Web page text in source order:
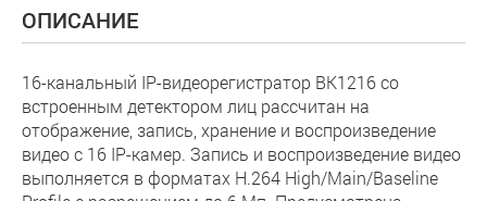
ОПИСАНИЕ
16-канальный IP-видеорегистратор BK1216 со
встроенным детектором лиц рассчитан на
отображение, запись, хранение и воспроизведение
видео с 16 IP-камер. Запись и воспроизведение видео
выполняется в форматах H.264 High/Main/Baseline